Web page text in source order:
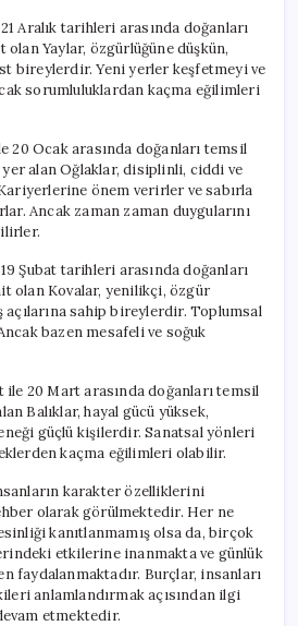
Aralık tarihleri arasında doğanları
olan Yaylar, özgürlüğüne düşkün,
bireylerdir. Yeni yerler keşfetmeyi ve
sorumluluklardan kaçma eğilimleri
20 Ocak arasında doğanları temsil
alan Oğlaklar, disiplinli, ciddi ve
önem verirler ve sabırla
Ancak zaman zaman duygularını
Şubat tarihleri arasında doğanları
olan Kovalar, yenilikçi, özgür
açılarına sahip bireylerdir. Toplumsal
bazen mesafeli ve soğuk
ile 20 Mart arasında doğanları temsil
Balıklar, hayal gücü yüksek,
güçlü kişilerdir. Sanatsal yönleri
kaçma eğilimleri olabilir.
karakter özelliklerini
olarak görülmektedir. Her ne
kanıtlanmamış olsa da, birçok
etkilerine inanmakta ve günlük
faydalanmaktadır. Burçlar, insanları
anlamlandırmak açısından ilgi
etmektedir.